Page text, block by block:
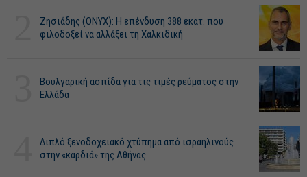
Ζησιάδης (ONYX): Η επένδυση 388 εκατ. που
φιλοδοξεί να αλλάξει τη Χαλκιδική
Βουλγαρική ασπίδα για τις τιμές ρεύματος στην
Ελλάδα
Διπλό ξενοδοχειακό χτύπημα από ισραηλινούς
στην «καρδιά» της Αθήνας